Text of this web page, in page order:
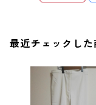
最近チェックした